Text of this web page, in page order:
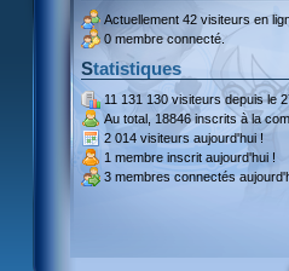
Actuellement 42 visiteurs en
0 membre connecté.
Statistiques
11 131 130 visiteursdepuis le
Au total, 18846 inscritsà la
2 014 visiteurs aujourd'hui !
1 membre inscrit aujourd'hui !
3 membres connectés